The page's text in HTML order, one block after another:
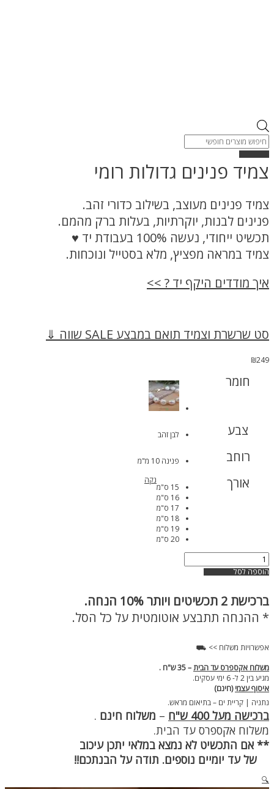
Products
search
צמיד פנינים גדולות רומי
צמיד פנינים מעוצב, בשילוב כדורי זהב.
פנינים לבנות, יוקרתיות, בעלות ברק מהמם.
תכשיט ייחודי, נעשה 100% בעבודת יד ♥
צמיד במראה מפציץ, מלא בסטייל ונוכחות.
איך מודדים היקף יד ? >>
סט שרשרת וצמיד תואם במבצע SALE שווה ⇓
₪249
חומר
צבע לבן זהב
רוחב פנינה 10 מ"מ
אורך
15 ס"מ
16 ס"מ
17 ס"מ
18 ס"מ
19 ס"מ
20 ס"מ
נקה
כמות
של
צמיד
גדולות
רומי
הוספה לסל
ברכישת
* ההנחה תתבצע אוטומטית על כל הסל.
אפשרויות משלוח >> ⛟
משלוח אקספרס עד הבית– 35 ש"ח .
מגיע בין 2 ל- 6 ימי עסקים.
איסוף עצמי(חינם)
נתניה | קריית ים – בתיאום מראש.
ברכישה מעל 400 ש"ח – משלוח חינם .
משלוח אקספרס עד הבית.
** אם התכשיט לא נמצא במלאי יתכן עיכוב
של עד יומיים נוספים. תודה על הבנתכם!!
🔍